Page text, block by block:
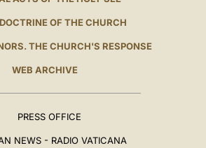
OF THE CHURCH
THE CHURCH'S RESPONSE
WEB ARCHIVE
PRESS OFFICE
NEWS - RADIO VATICANA